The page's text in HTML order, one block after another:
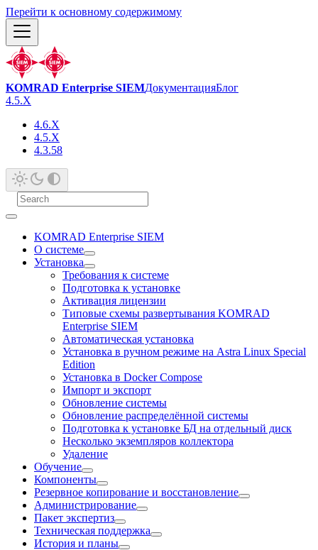
Перейти к основному содержимому
KOMRAD Enterprise SIEMДокументацияБлог
4.5.X
4.6.X
4.5.X
4.3.58
KOMRAD Enterprise SIEM
О системе
Установка
Требования к системе
Подготовка к установке
Активация лицензии
Типовые схемы развертывания KOMRAD
Enterprise SIEM
Автоматическая установка
Установка в ручном режиме на Astra Linux Special
Edition
Установка в Docker Compose
Импорт и экспорт
Обновление системы
Обновление распределённой системы
Подготовка к установке БД на отдельный диск
Несколько экземпляров коллектора
Удаление
Обучение
Компоненты
Резервное копирование и восстановление
Администрирование
Пакет экспертиз
Техническая поддержка
История и планы